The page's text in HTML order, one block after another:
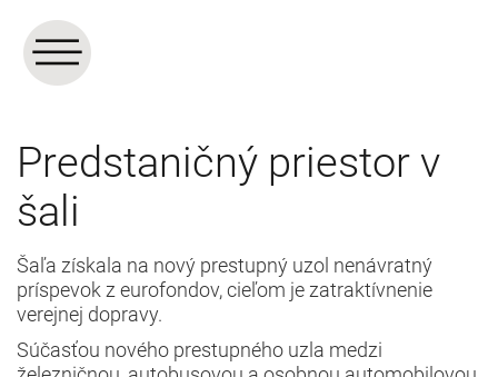
Predstaničný priestor v
šali
Šaľa získala na nový prestupný uzol nenávratný
príspevok z eurofondov, cieľom je zatraktívnenie
verejnej dopravy.
Súčasťou nového prestupného uzla medzi